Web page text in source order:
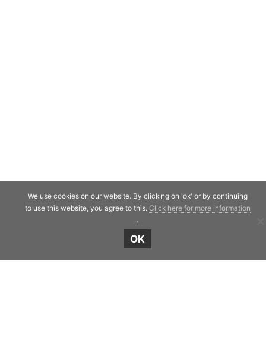
Shield Capital
We use cookies on our website. By clicking on 'ok' or by continuing
to use this website, you agree to this. Click here for more information
.
OK